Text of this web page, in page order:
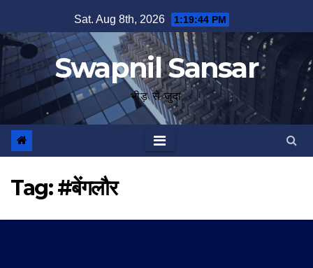
to
content
Sat. Aug 8th, 2026 1:19:45 PM
Swapnil Sansar
भीड़ से जुदा
Tag:#बेंगलौर